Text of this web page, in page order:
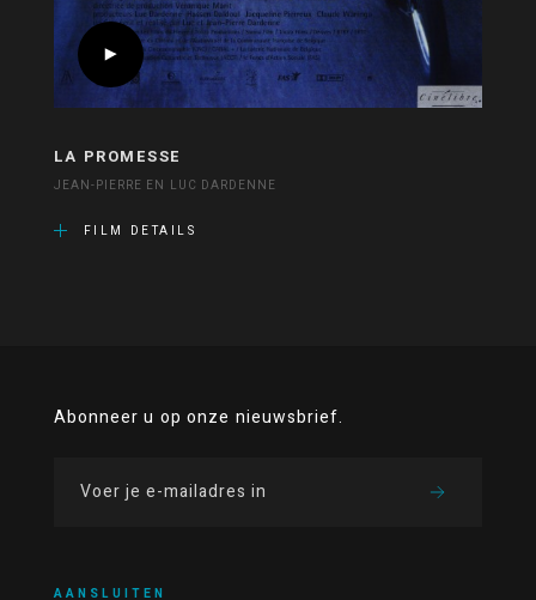
LA PROMESSE
JEAN-PIERRE EN LUC DARDENNE
FILM DETAILS
Abonneer u op onze nieuwsbrief.
AANSLUITEN